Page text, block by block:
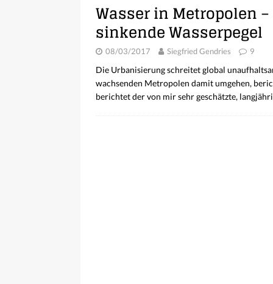
Wasser in Metropolen
sinkende Wasserpegel
08/03/2017 Siegfried Gendries 9
Die Urbanisierung schreitet global
wachsenden Metropolen damit umgehen,
berichtet der von mir sehr geschätzte,